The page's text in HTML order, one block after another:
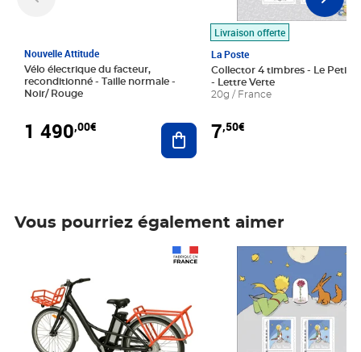
Nouvelle Attitude
Vélo électrique du facteur,
reconditionné - Taille normale -
Noir/ Rouge
1 490,00€ Ajouter au panier
Livraison offerte
La Poste
Collector 4 timbres - Le Petit
- Lettre Verte
20g / France
7,50€
Vous pourriez également aimer
Prix 7,50€